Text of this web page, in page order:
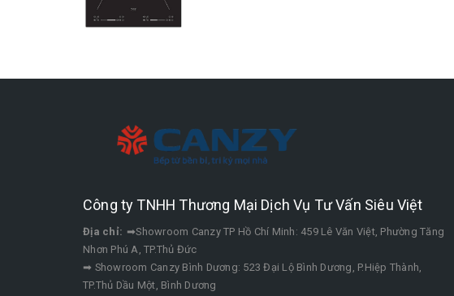
Công ty TNHH Thương Mại Dịch Vụ Tư Vấn Siêu Việt
Địa chỉ: ➡Showroom Canzy TP Hồ Chí Minh: 459 Lê Văn Việt, Phường Tăng
Nhơn Phú A, TP.Thủ Đức
➡ Showroom Canzy Bình Dương: 523 Đại Lộ Bình Dương, P.Hiệp Thành,
TP.Thủ Dầu Một, Bình Dương